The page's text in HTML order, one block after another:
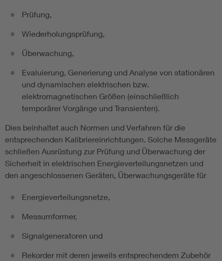
Circular Economy für mehr Ressourceneffizienz
DIN VDE 0100 für sichere Elektroinstallationen
Elektrofachkraft (EFK)
Prüfung,
Wiederholungsprüfung,
Überwachung,
Evaluierung, Generierung und Analyse von stationären
und dynamischen elektrischen bzw.
elektromagnetischen Größen (einschließlich
temporärer Vorgänge und Transienten).
Dies beinhaltet auch Normen und Verfahren für die
entsprechenden Kalibriereinrichtungen. Solche Messgeräte
schließen Ausrüstung zur Prüfung und Überwachung der
Sicherheit in elektrischen Energieverteilungsnetzen und
den angeschlossenen Geräten, Überwachungsgeräte für
Energieverteilungsnetze,
Messumformer,
Signalgeneratoren und
Rekorder mit deren jeweils entsprechendem Zubehör